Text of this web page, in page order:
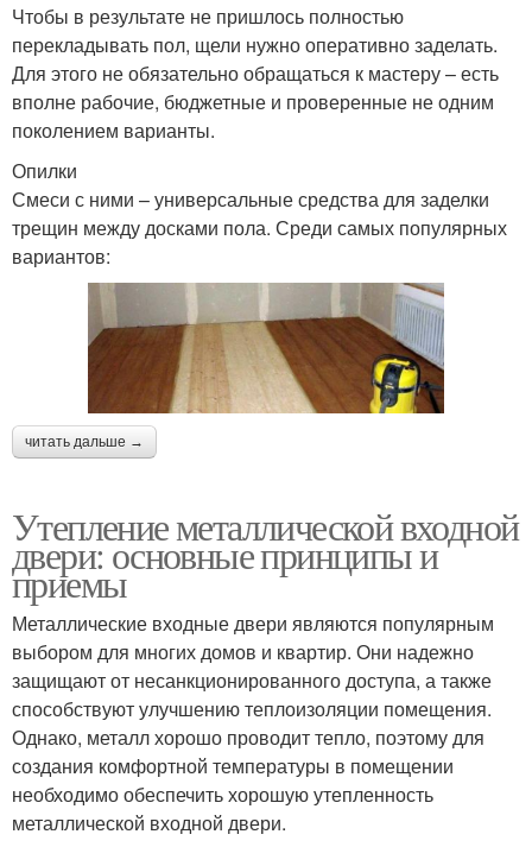
Чтобы в результате не пришлось полностью
перекладывать пол, щели нужно оперативно заделать.
Для этого не обязательно обращаться к мастеру – есть
вполне рабочие, бюджетные и проверенные не одним
поколением варианты.
Опилки
Смеси с ними – универсальные средства для заделки
трещин между досками пола. Среди самых популярных
вариантов:
читать дальше →
Утепление металлической входной
двери: основные принципы и
приемы
Металлические входные двери являются популярным
выбором для многих домов и квартир. Они надежно
защищают от несанкционированного доступа, а также
способствуют улучшению теплоизоляции помещения.
Однако, металл хорошо проводит тепло, поэтому для
создания комфортной температуры в помещении
необходимо обеспечить хорошую утепленность
металлической входной двери.